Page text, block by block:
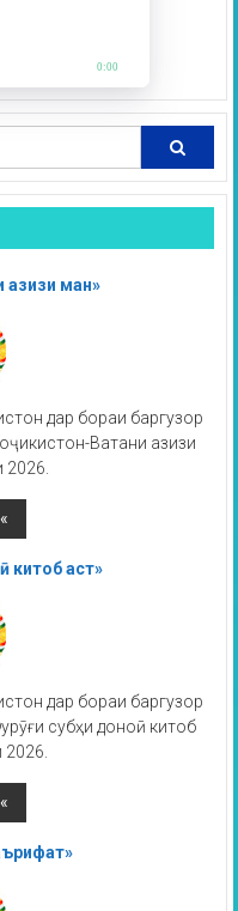
0:00
азизи ман»
дар бораи баргузор
Ватани азизи
2026.
китоб аст»
дар бораи баргузор
субҳи доноӣ китоб
2026.